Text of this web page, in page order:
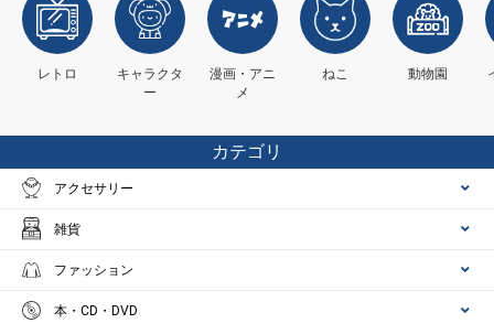
レトロ
キャラクタ
ー
漫画・アニ
メ
ねこ 動物園
カテゴリ
アクセサリー
雑貨
ファッション
本・CD・DVD